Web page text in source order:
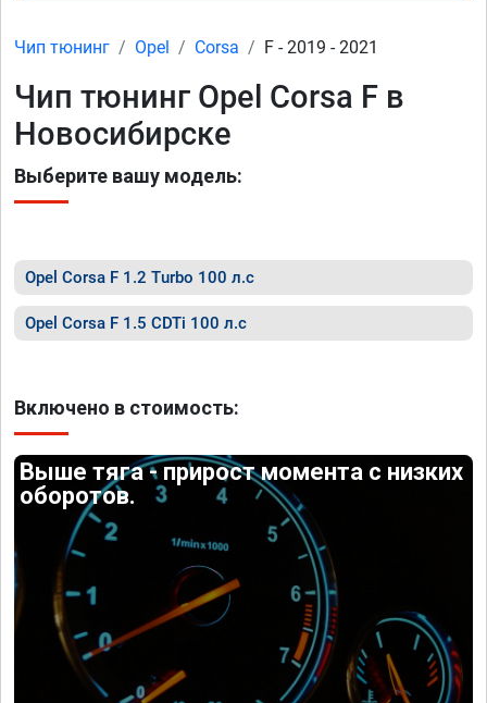
Чип тюнинг Opel Corsa F - 2019 - 2021
Чип тюнинг Opel Corsa F в
Новосибирске
Выберите вашу модель:
Opel Corsa F 1.2 Turbo 100 л.с
Opel Corsa F 1.5 CDTi 100 л.с
Включено в стоимость:
Выше тяга - прирост момента с низких
оборотов.